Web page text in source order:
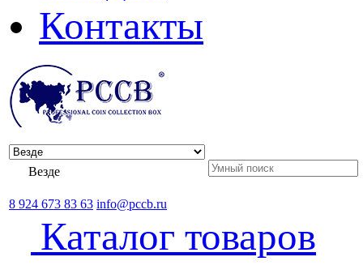
Контакты
Везде
8 924 673 83 63 info@pccb.ru
Каталог товаров